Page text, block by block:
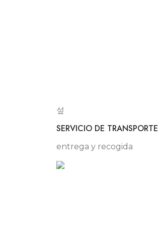
SERVICIO DE TRANSPORTE
entrega y recogida